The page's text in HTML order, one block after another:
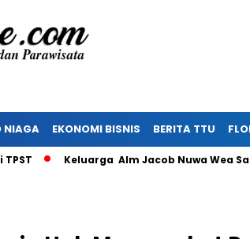
NIAGA EKONOMI BISNIS BERITA TTU
Keluarga Alm Jacob Nuwa Wea Salurkan